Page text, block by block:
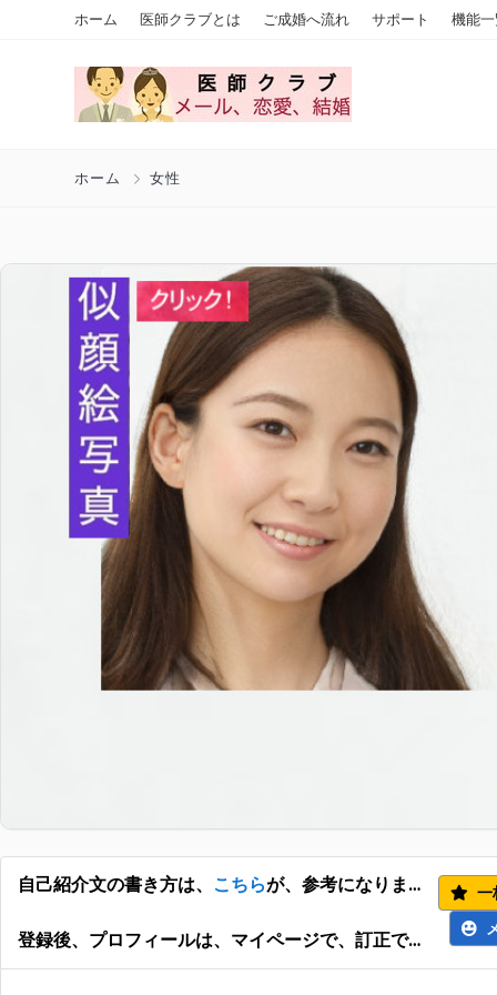
ホーム 医師クラブとは ご成婚へ流れ サポート 機能
ホーム 女性
自己紹介文の書き方は、 こちらが、参考になります。
登録後、プロフィールは、マイページで、訂正できます。
一